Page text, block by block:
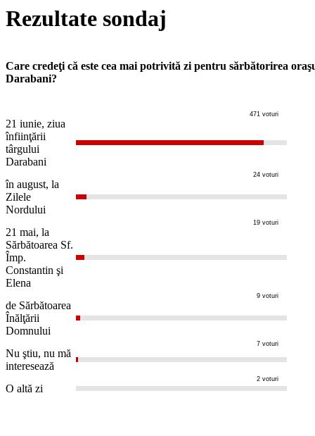
Rezultate sondaj
Care credeţi că este cea mai potrivită zi pentru sărbătorirea
Darabani?
471 voturi
21 iunie, ziua
înfiinţării
târgului
Darabani
24 voturi
în august, la
Zilele
Nordului
19 voturi
21 mai, la
Sărbătoarea Sf.
Împ.
Constantin şi
Elena
9 voturi
de Sărbătoarea
Înălţării
Domnului
7 voturi
Nu ştiu, nu mă
interesează
2 voturi
O altă zi